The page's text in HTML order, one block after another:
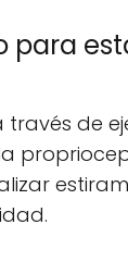
para
través de